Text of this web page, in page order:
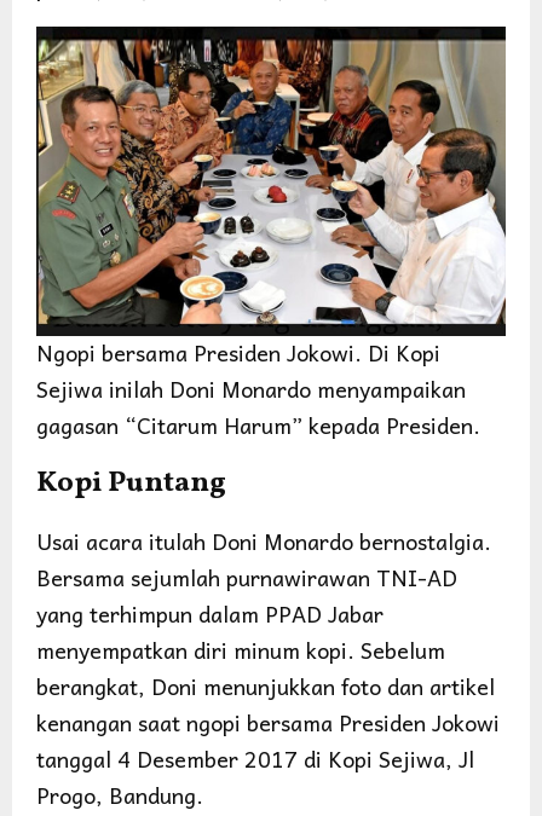
Ngopi bersama Presiden Jokowi. Di Kopi
Sejiwa inilah Doni Monardo menyampaikan
gagasan “Citarum Harum” kepada Presiden.
Kopi Puntang
Usai acara itulah Doni Monardo bernostalgia.
Bersama sejumlah purnawirawan TNI-AD
yang terhimpun dalam PPAD Jabar
menyempatkan diri minum kopi. Sebelum
berangkat, Doni menunjukkan foto dan artikel
kenangan saat ngopi bersama Presiden Jokowi
tanggal 4 Desember 2017 di Kopi Sejiwa, Jl
Progo, Bandung.